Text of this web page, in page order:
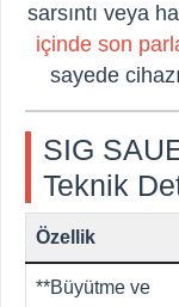
sarsıntı veya
içinde son
sayede
SIG
Teknik
Özellik
**Büyütme ve